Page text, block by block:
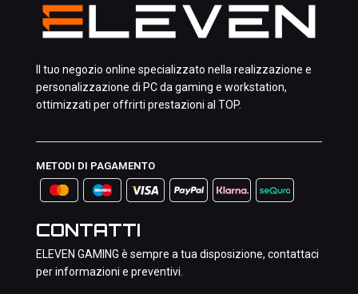
Il tuo negozio online specializzato nella realizzazione e
personalizzazione di PC da gaming e workstation,
ottimizzati per offrirti prestazioni al TOP.
METODI DI PAGAMENTO
CONTATTI
ELEVEN GAMING è sempre a tua disposizione, contattaci
per informazioni e preventivi.